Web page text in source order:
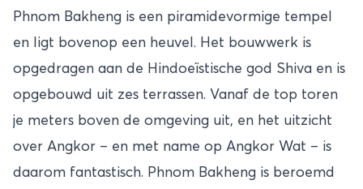
Phnom Bakheng is een piramidevormige tempel
en ligt bovenop een heuvel. Het bouwwerk is
opgedragen aan de Hindoeïstische god Shiva en is
opgebouwd uit zes terrassen. Vanaf de top toren
je meters boven de omgeving uit, en het uitzicht
over Angkor – en met name op Angkor Wat – is
daarom fantastisch. Phnom Bakheng is beroemd